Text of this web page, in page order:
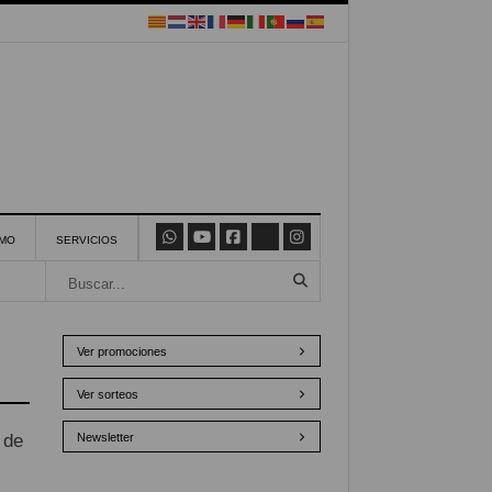
SERVICIOS
Ver promociones
Ver sorteos
Newsletter